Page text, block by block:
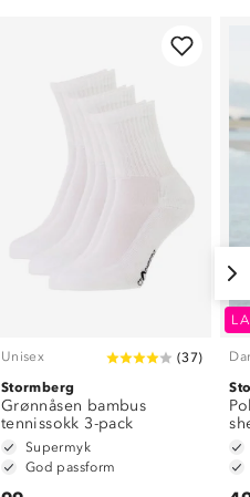
Unisex (37)
Stormberg
Grønnåsen bambus
tennissokk 3-pack
Supermyk
God passform